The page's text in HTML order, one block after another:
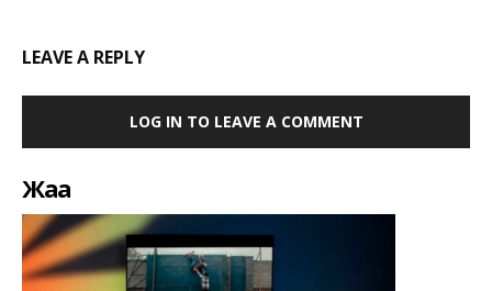
LEAVE A REPLY
LOG IN TO LEAVE A COMMENT
Жаңа